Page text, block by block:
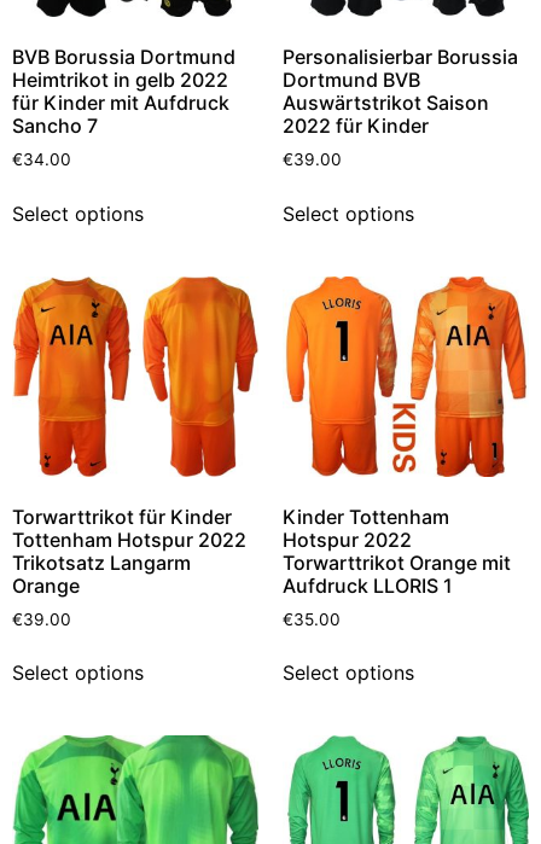
BVB Borussia Dortmund
Heimtrikot in gelb 2022
für Kinder mit Aufdruck
Sancho 7
€34.00
Select options
Personalisierbar Borussia
Dortmund BVB
Auswärtstrikot Saison
2022 für Kinder
€39.00
Select options
Torwarttrikot für Kinder
Tottenham Hotspur 2022
Trikotsatz Langarm
Orange
€39.00
Select options
Kinder Tottenham
Hotspur 2022
Torwarttrikot Orange mit
Aufdruck LLORIS 1
€35.00
Select options